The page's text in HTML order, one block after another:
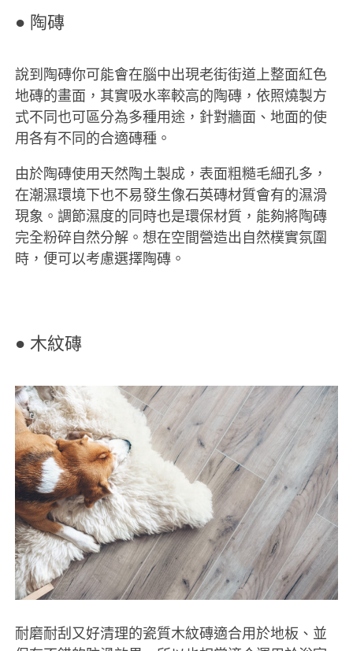
● 陶磚
說到陶磚你可能會在腦中出現老街街道上整面紅色
地磚的畫面，其實吸水率較高的陶磚，依照燒製方
式不同也可區分為多種用途，針對牆面、地面的使
用各有不同的合適磚種。
由於陶磚使用天然陶土製成，表面粗糙毛細孔多，
在潮濕環境下也不易發生像石英磚材質會有的濕滑
現象。調節濕度的同時也是環保材質，能夠將陶磚
完全粉碎自然分解。想在空間營造出自然樸實氛圍
時，便可以考慮選擇陶磚。
● 木紋磚
耐磨耐刮又好清理的瓷質木紋磚適合用於地板、並